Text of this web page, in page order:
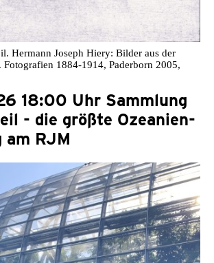
Hermann Joseph Hiery: Bilder aus der
Fotografien 1884-1914, Paderborn 2005,
18:00 Uhr Sammlung
- die größte Ozeanien-
am RJM